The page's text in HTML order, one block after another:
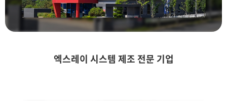
엑스레이 시스템 제조 전문 기업